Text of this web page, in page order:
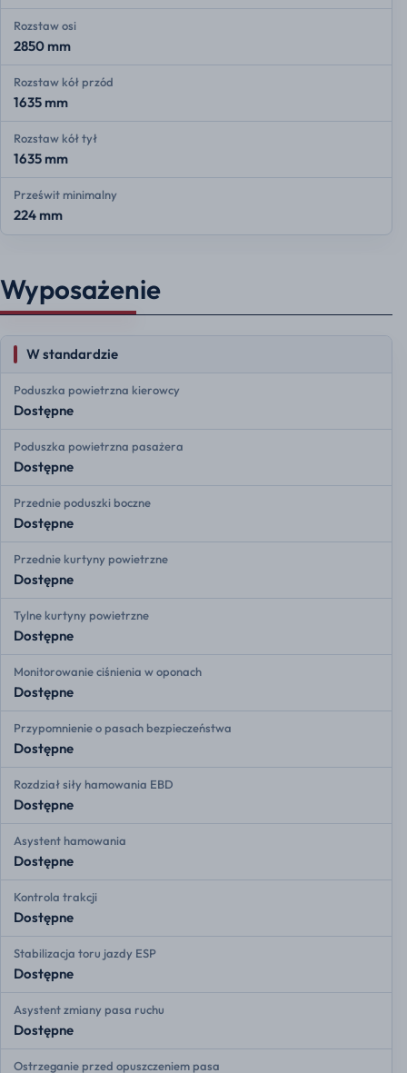
Rozstaw osi
2850 mm
Rozstaw kół przód
1635 mm
Rozstaw kół tył
1635 mm
Prześwit minimalny
224 mm
Wyposażenie
W standardzie
Poduszka powietrzna kierowcy
Dostępne
Poduszka powietrzna pasażera
Dostępne
Przednie poduszki boczne
Dostępne
Przednie kurtyny powietrzne
Dostępne
Tylne kurtyny powietrzne
Dostępne
Monitorowanie ciśnienia w oponach
Dostępne
Przypomnienie o pasach bezpieczeństwa
Dostępne
Rozdział siły hamowania EBD
Dostępne
Asystent hamowania
Dostępne
Kontrola trakcji
Dostępne
Stabilizacja toru jazdy ESP
Dostępne
Asystent zmiany pasa ruchu
Dostępne
Ostrzeganie przed opuszczeniem pasa